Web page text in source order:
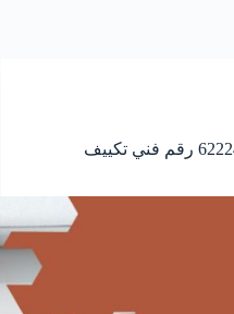
فني تكييف بنيدر 62224041 رقم فني تكييف